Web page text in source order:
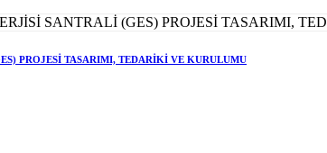
PROJESİ TASARIMI, TEDARİKİ VE KURULUMU